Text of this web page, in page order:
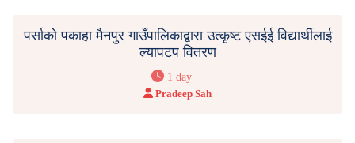
पर्साको पकाहा मैनपुर गाउँपालिकाद्वारा उत्कृष्ट एसईई विद्यार्थीलाई
ल्यापटप वितरण
1 day
Pradeep Sah